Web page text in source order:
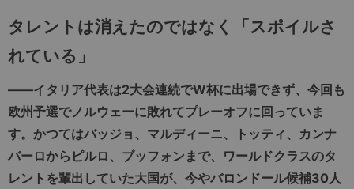
タレントは消えたのではなく「スポイルさ
れている」
――イタリア代表は2大会連続でW杯に出場できず、今回も
欧州予選でノルウェーに敗れてプレーオフに回っていま
す。かつてはバッジョ、マルディーニ、トッティ、カンナ
バーロからピルロ、ブッフォンまで、ワールドクラスのタ
レントを輩出していた大国が、今やバロンドール候補30人